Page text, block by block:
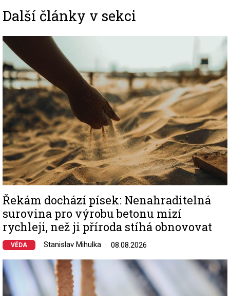
Další články v sekci
Image
Řekám dochází písek: Nenahraditelná
surovina pro výrobu betonu mizí
rychleji, než ji příroda stíhá obnovovat
VĚDA Stanislav Mihulka 08.08.2026
Image